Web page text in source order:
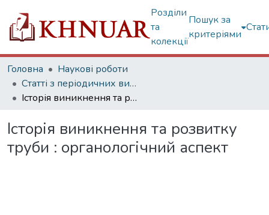
Розділи
та
колекції
Пошук за
критеріями
Головна
Наукові роботи
Статті з періодичних видань
Історія виникнення та розвитку труби : органологічний аспект
Історія виникнення та розвитку
труби : органологічний аспект